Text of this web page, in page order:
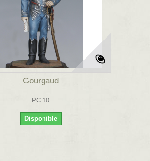
Gourgaud
PC 10
Disponible